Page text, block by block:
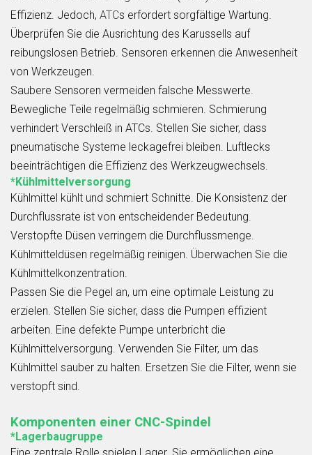
Effizienz. Jedoch, ATCs erfordert sorgfältige Wartung.
Überprüfen Sie die Ausrichtung des Karussells auf
reibungslosen Betrieb. Sensoren erkennen die Anwesenheit
von Werkzeugen.
Saubere Sensoren vermeiden falsche Messwerte.
Bewegliche Teile regelmäßig schmieren. Schmierung
verhindert Verschleiß in ATCs. Stellen Sie sicher, dass
pneumatische Systeme leckagefrei bleiben. Luftlecks
beeinträchtigen die Effizienz des Werkzeugwechsels.
*Kühlmittelversorgung
Kühlmittel kühlt und schmiert Schnitte. Die Konsistenz der
Durchflussrate ist von entscheidender Bedeutung.
Verstopfte Düsen verringern die Durchflussmenge.
Kühlmitteldüsen regelmäßig reinigen. Überwachen Sie die
Kühlmittelkonzentration.
Passen Sie die Pegel an, um eine optimale Leistung zu
erzielen. Stellen Sie sicher, dass die Pumpen effizient
arbeiten. Eine defekte Pumpe unterbricht die
Kühlmittelversorgung. Verwenden Sie Filter, um das
Kühlmittel sauber zu halten. Ersetzen Sie die Filter, wenn sie
verstopft sind.
Komponenten einer CNC-Spindel
*Lagerbaugruppe